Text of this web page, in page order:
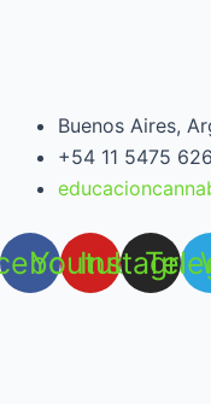
Buenos Aires,
+54 11 5475
Youtube